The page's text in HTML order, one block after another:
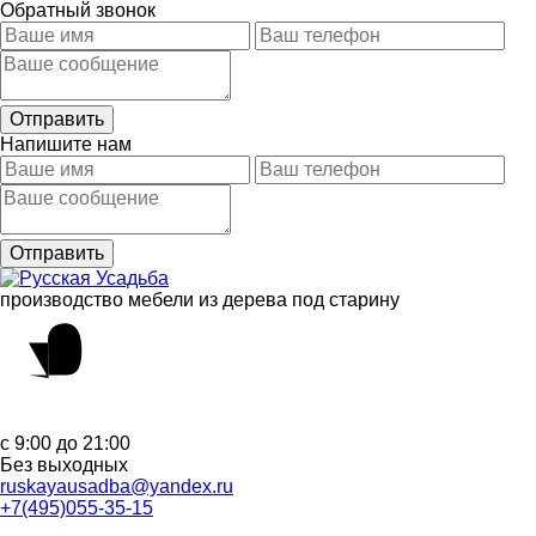
Обратный звонок
Напишите нам
производство мебели из дерева под старину
с 9:00 до 21:00
Без выходных
ruskayausadba@yandex.ru
+7(495)055-35-15